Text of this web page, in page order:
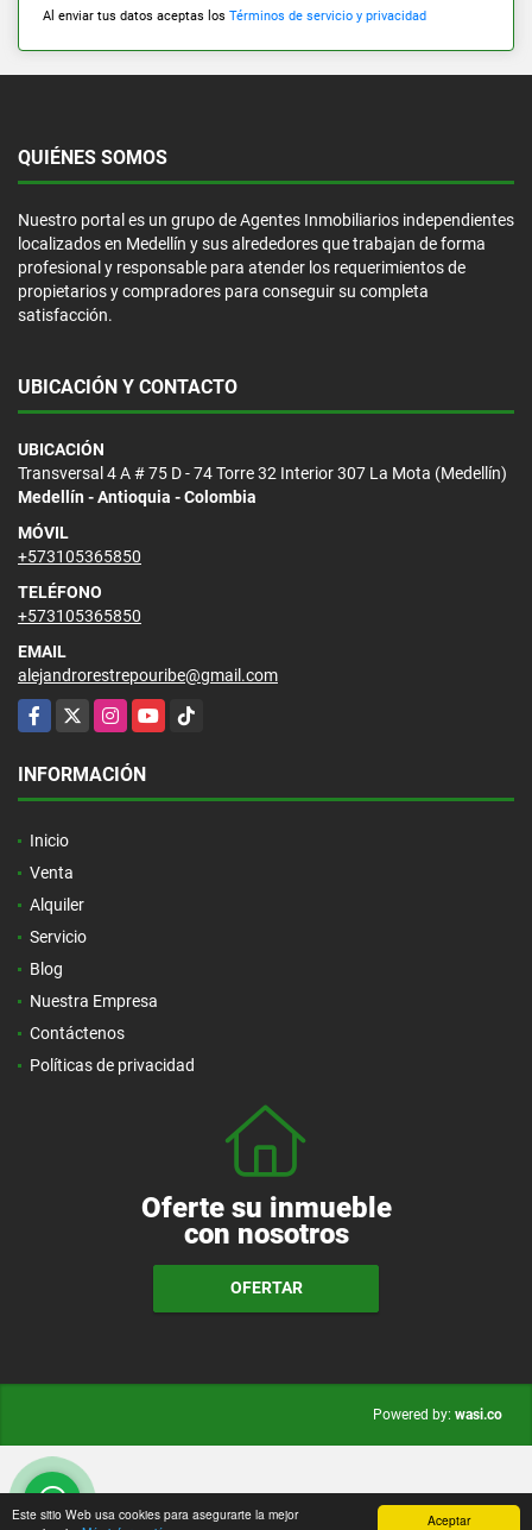
Aceptar
Este sitio Web usa cookies para asegurarte la mejor
Al enviar tus datos aceptas los Términos de servicio y privacidad
QUIÉNES SOMOS
Nuestro portal es un grupo de Agentes Inmobiliarios independientes
localizados en Medellín y sus alrededores que trabajan de forma
profesional y responsable para atender los requerimientos de
propietarios y compradores para conseguir su completa
satisfacción.
UBICACIÓN Y CONTACTO
UBICACIÓN
Transversal 4 A # 75 D - 74 Torre 32 Interior 307 La Mota (Medellín)
Medellín - Antioquia - Colombia
MÓVIL
+573105365850
TELÉFONO
+573105365850
EMAIL
alejandrorestrepouribe@gmail.com
Facebook
X InstagramYouTubeTikTok
INFORMACIÓN
Inicio
Venta
Alquiler
Servicio
Blog
Nuestra Empresa
Contáctenos
Políticas de privacidad
Oferte su inmueble
con nosotros
OFERTAR
Powered by: wasi.co